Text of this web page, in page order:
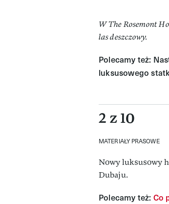
W The Rosemont
las deszczowy.
Polecamy też:
luksusowego
2 z 10
MATERIAŁY PRASOWE
Nowy luksusowy
Dubaju.
Polecamy też: Co